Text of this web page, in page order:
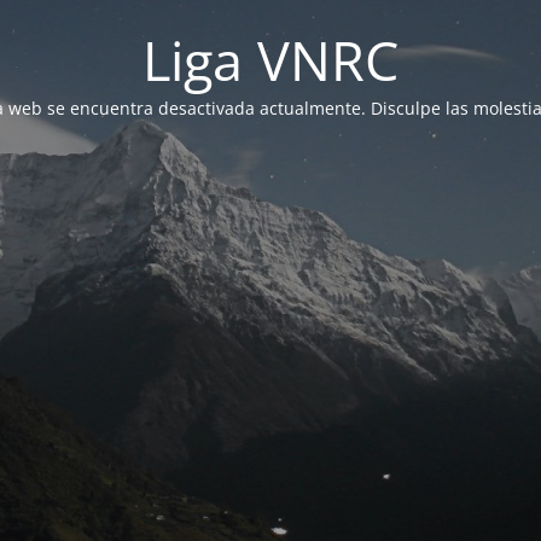
Liga VNRC
web se encuentra desactivada actualmente. Disculpe las